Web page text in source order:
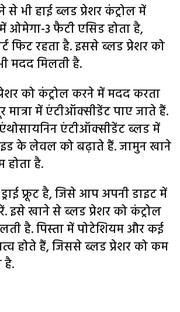
भी हाई ब्लड प्रेशर कंट्रोल में
ओमेगा-3 फैटी एसिड होता है,
फिट रहता है. इससे ब्लड प्रेशर को
मदद मिलती है.
को कंट्रोल करने में मदद करता
मात्रा में एंटीऑक्सीडेंट पाए जाते हैं.
एंटीऑक्सीडेंट ब्लड में
के लेवल को बढ़ाते हैं. जामुन खाने
होता है.
फ्रूट है, जिसे आप अपनी डाइट में
इसे खाने से ब्लड प्रेशर को कंट्रोल
है. पिस्ता में पोटेशियम और कई
होते हैं, जिससे ब्लड प्रेशर को कम
है.